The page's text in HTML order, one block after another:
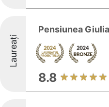
Laureați
Pensiunea
8.8